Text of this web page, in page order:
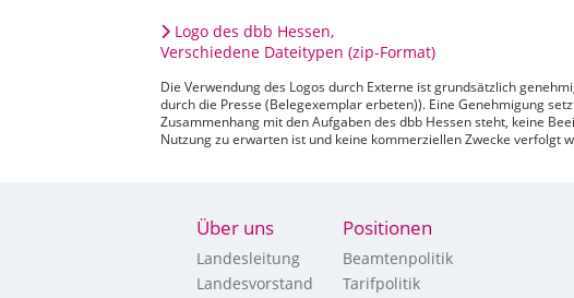
Logo des dbb Hessen,
Verschiedene Dateitypen (zip-Format)
Die Verwendung des Logos durch Externe ist grundsätzlich
durch die Presse (Belegexemplar erbeten)). Eine Genehmigung
Zusammenhang mit den Aufgaben des dbb Hessen steht, keine
Nutzung zu erwarten ist und keine kommerziellen Zwecke verfolgt
Über uns
Landesleitung
Landesvorstand
Positionen
Beamtenpolitik
Tarifpolitik